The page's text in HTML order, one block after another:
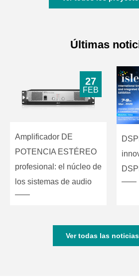
Últimas
Amplificador DE
POTENCIA ESTÉREO
profesional: el núcleo de
los sistemas de audio
27
FEB
Ver todas las noticias